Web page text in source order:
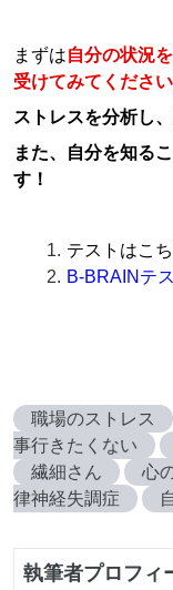
まずは自分の状況
受けてみてください
ストレスを分析し
また、自分を知る
す！
テストはこ
B-BRAINテ
職場のストレス
事行きたくない
繊細さん
心
律神経失調症
執筆者プロフィ